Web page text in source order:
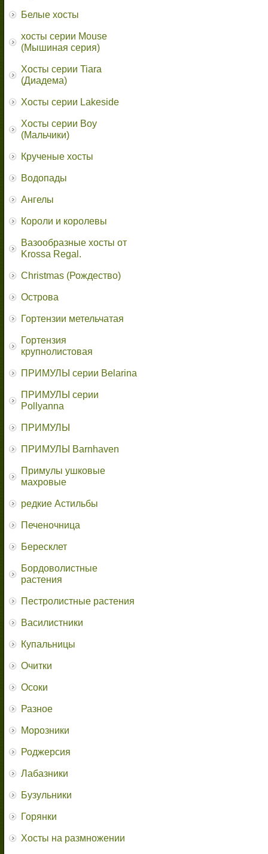
Белые хосты
хосты серии Mouse
(Мышиная серия)
Хосты серии Tiara
(Диадема)
Хосты серии Lakeside
Хосты серии Boy
(Мальчики)
Крученые хосты
Водопады
Ангелы
Короли и королевы
Вазообразные хосты от
Krossa Regal.
Christmas (Рождество)
Острова
Гортензии метельчатая
Гортензия
крупнолистовая
ПРИМУЛЫ серии Belarina
ПРИМУЛЫ серии
Pollyanna
ПРИМУЛЫ
ПРИМУЛЫ Barnhaven
Примулы ушковые
махровые
редкие Астильбы
Печеночница
Бересклет
Бордоволистные
растения
Пестролистные растения
Василистники
Купальницы
Очитки
Осоки
Разное
Морозники
Роджерсия
Лабазники
Бузульники
Горянки
Хосты на размножении